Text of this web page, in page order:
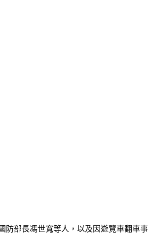
防部長馮世寬等人，以及因遊覽車翻車事